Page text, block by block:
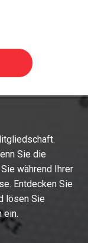
Sie die
während Ihrer
Entdecken Sie
lösen Sie
ein.